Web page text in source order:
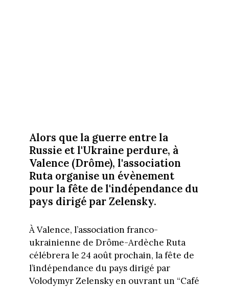
Alors que la guerre entre la
Russie et l'Ukraine perdure, à
Valence (Drôme), l'association
Ruta organise un évènement
pour la fête de l'indépendance du
pays dirigé par Zelensky.
À Valence, l’association franco-
ukrainienne de Drôme-Ardèche Ruta
célébrera le 24 août prochain, la fête de
l’indépendance du pays dirigé par
Volodymyr Zelensky en ouvrant un “Café